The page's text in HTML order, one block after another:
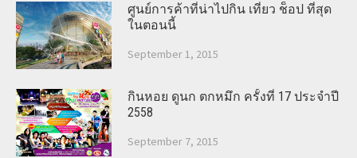
ศูนย์การค้าที่น่าไปกิน เที่ยว ช็อป ที่สุด
ในตอนนี้
September 1, 2015
กินหอย ดูนก ตกหมึก ครั้งที่ 17 ประจำปี
2558
September 7, 2015